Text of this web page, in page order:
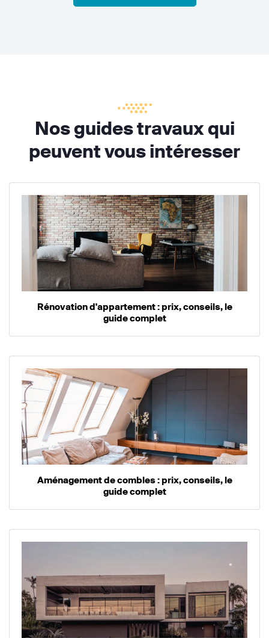
Nos guides travaux qui
peuvent vous intéresser
Rénovation d'appartement : prix, conseils, le
guide complet
Aménagement de combles : prix, conseils, le
guide complet